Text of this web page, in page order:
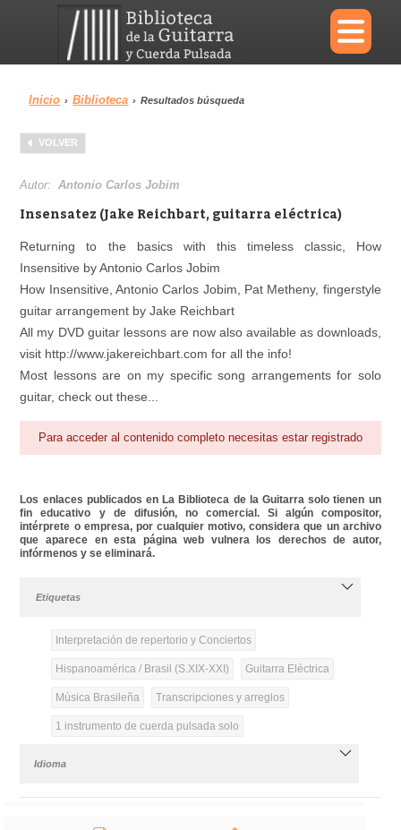
×
Menu
Biblioteca
Área personal
Inicio › Biblioteca › Resultados búsqueda
VOLVER
Autor:Antonio Carlos Jobim
Insensatez (Jake Reichbart, guitarra eléctrica)
Returning to the basics with this timeless classic, How
Insensitive by Antonio Carlos Jobim
How Insensitive, Antonio Carlos Jobim, Pat Metheny, fingerstyle
guitar arrangement by Jake Reichbart
All my DVD guitar lessons are now also available as downloads,
visit http://www.jakereichbart.com for all the info!
Most lessons are on my specific song arrangements for solo
guitar, check out these...
Para acceder al contenido completo necesitas estar registrado
Los enlaces publicados en La Biblioteca de la Guitarra solo tienen un
fin educativo y de difusión, no comercial. Si algún compositor,
intérprete o empresa, por cualquier motivo, considera que un archivo
que aparece en esta página web vulnera los derechos de autor,
infórmenos y se eliminará.
Etiquetas
Interpretación de repertorio y Conciertos
Hispanoamérica / Brasil (S.XIX-XXI) Guitarra Eléctrica
Música Brasileña Transcripciones y arreglos
1 instrumento de cuerda pulsada solo
Idioma